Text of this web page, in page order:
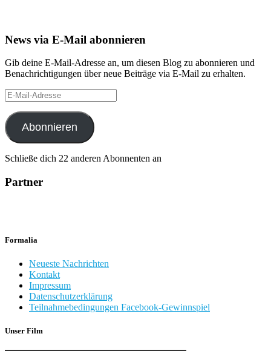
News via E-Mail abonnieren
Gib deine E-Mail-Adresse an, um diesen Blog zu abonnieren und
Benachrichtigungen über neue Beiträge via E-Mail zu erhalten.
E-
Mail-
Adresse
Abonnieren
Schließe dich 22 anderen Abonnenten an
Partner
Formalia
Neueste Nachrichten
Kontakt
Impressum
Datenschutzerklärung
Teilnahmebedingungen Facebook-Gewinnspiel
Unser Film